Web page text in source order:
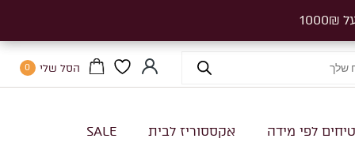
הסל שלי 0
לפי מידה אקססוריז לבית SALE